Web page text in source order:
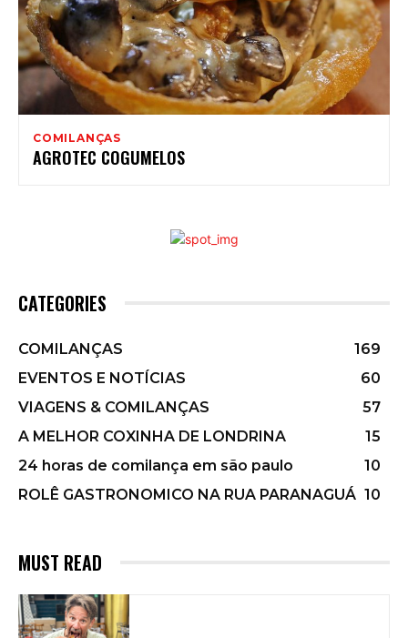
COMILANÇAS
AGROTEC COGUMELOS
CATEGORIES
COMILANÇAS
169
EVENTOS E NOTÍCIAS
60
VIAGENS & COMILANÇAS
57
A MELHOR COXINHA DE LONDRINA
15
24 horas de comilança em são paulo
10
ROLÊ GASTRONOMICO NA RUA PARANAGUÁ 10
MUST READ